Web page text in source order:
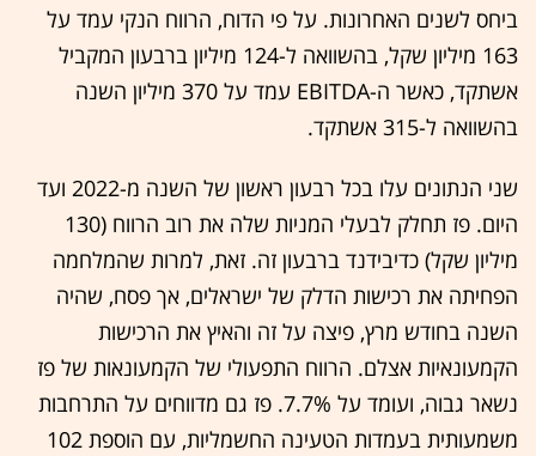
ביחס לשנים האחרונות. על פי הדוח, הרווח הנקי עמד על
163 מיליון שקל, בהשוואה ל-124 מיליון ברבעון המקביל
אשתקד, כאשר ה-EBITDA עמד על 370 מיליון השנה
בהשוואה ל-315 אשתקד.
שני הנתונים עלו בכל רבעון ראשון של השנה מ-2022 ועד
היום. פז תחלק לבעלי המניות שלה את רוב הרווח (130
מיליון שקל) כדיבידנד ברבעון זה. זאת, למרות שהמלחמה
הפחיתה את רכישות הדלק של ישראלים, אך פסח, שהיה
השנה בחודש מרץ, פיצה על זה והאיץ את הרכישות
הקמעונאיות אצלם. הרווח התפעולי של הקמעונאות של פז
נשאר גבוה, ועומד על 7.7%. פז גם מדווחים על התרחבות
משמעותית בעמדות הטעינה החשמליות, עם הוספת 102